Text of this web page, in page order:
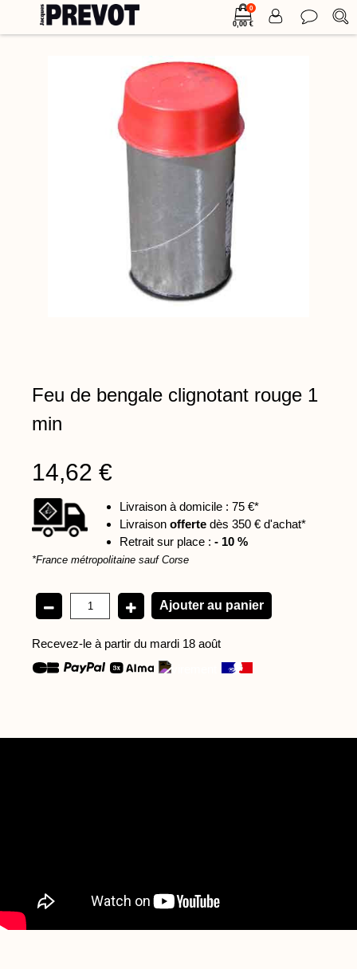
0
0,00 €
Feu de bengale clignotant rouge 1
min
14,62 €
Livraison à domicile : 75 €*
Livraison offerte dès 350 € d'achat*
Retrait sur place : - 10 %
*France métropolitaine sauf Corse
Recevez-le à partir du mardi 18 août